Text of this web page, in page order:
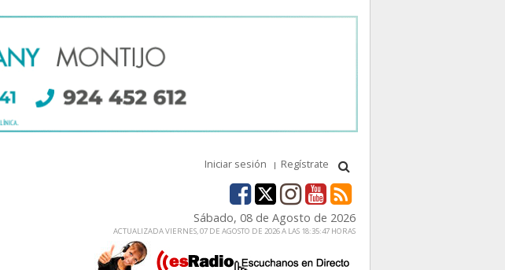
Iniciar sesión Regístrate
Sábado, 08 de Agosto de 2026
ACTUALIZADA VIERNES, 07 DE AGOSTO DE 2026 A LAS 18:35:47 HORAS